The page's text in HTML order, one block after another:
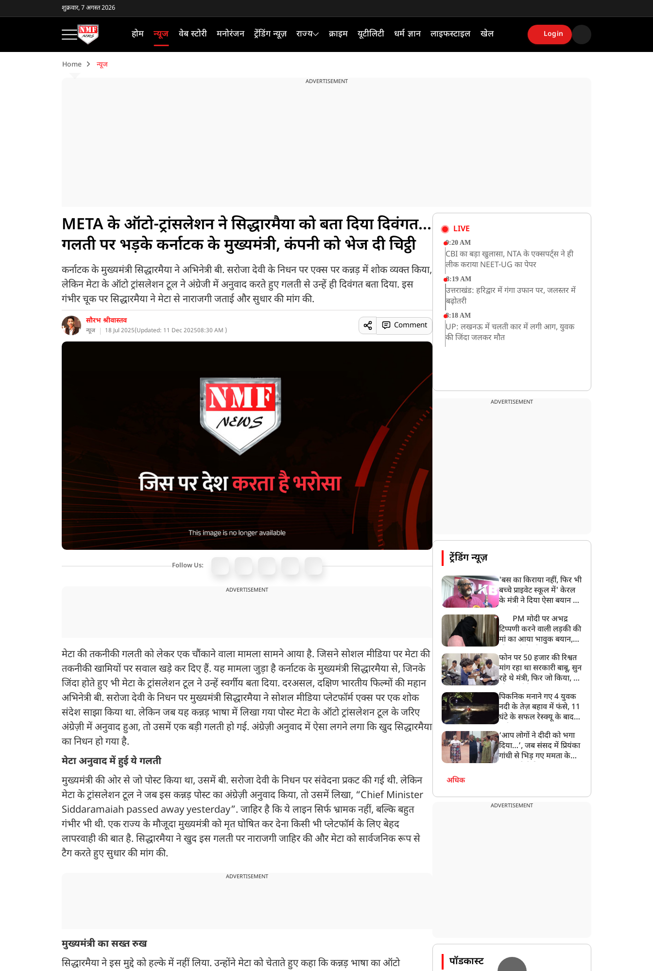
शुक्रवार, 7 अगस्त 2026
होम न्यूज वेब स्टोरी मनोरंजन ट्रेंडिंग न्यूज़ राज्य क्राइम यूटीलिटी धर्म ज्ञान लाइफस्टाइल खेल Login
Home न्यूज
ADVERTISEMENT
META के ऑटो-ट्रांसलेशन ने सिद्धारमैया को बता दिया दिवंगत...
गलती पर भड़के कर्नाटक के मुख्यमंत्री, कंपनी को भेज दी चिट्ठी
कर्नाटक के मुख्यमंत्री सिद्धारमैया ने अभिनेत्री बी. सरोजा देवी के निधन पर एक्स पर कन्नड़ में शोक व्यक्त किया,
लेकिन मेटा के ऑटो ट्रांसलेशन टूल ने अंग्रेजी में अनुवाद करते हुए गलती से उन्हें ही दिवंगत बता दिया. इस
गंभीर चूक पर सिद्धारमैया ने मेटा से नाराजगी जताई और सुधार की मांग की.
सौरभ श्रीवास्तव
न्यूज 18 Jul 2025(Updated: 11 Dec 202508:30 AM )
Comment
Follow Us:
ADVERTISEMENT
मेटा की तकनीकी गलती को लेकर एक चौंकाने वाला मामला सामने आया है. जिसने सोशल मीडिया पर मेटा की
तकनीकी खामियों पर सवाल खड़े कर दिए हैं. यह मामला जुड़ा है कर्नाटक के मुख्यमंत्री सिद्धारमैया से, जिनके
जिंदा होते हुए भी मेटा के ट्रांसलेशन टूल ने उन्हें स्वर्गीय बता दिया. दरअसल, दक्षिण भारतीय फिल्मों की महान
अभिनेत्री बी. सरोजा देवी के निधन पर मुख्यमंत्री सिद्धारमैया ने सोशल मीडिया प्लेटफॉर्म एक्स पर एक शोक
संदेश साझा किया था. लेकिन जब यह कन्नड़ भाषा में लिखा गया पोस्ट मेटा के ऑटो ट्रांसलेशन टूल के जरिए
अंग्रेज़ी में अनुवाद हुआ, तो उसमें एक बड़ी गलती हो गई. अंग्रेज़ी अनुवाद में ऐसा लगने लगा कि खुद सिद्धारमैया
का निधन हो गया है.
मेटा अनुवाद में हुई ये गलती
मुख्यमंत्री की ओर से जो पोस्ट किया था, उसमें बी. सरोजा देवी के निधन पर संवेदना प्रकट की गई थी. लेकिन
मेटा के ट्रांसलेशन टूल ने जब इस कन्नड़ पोस्ट का अंग्रेज़ी अनुवाद किया, तो उसमें लिखा, “Chief Minister
Siddaramaiah passed away yesterday”. जाहिर है कि ये लाइन सिर्फ भ्रामक नहीं, बल्कि बहुत
गंभीर भी थी. एक राज्य के मौजूदा मुख्यमंत्री को मृत घोषित कर देना किसी भी प्लेटफॉर्म के लिए बेहद
लापरवाही की बात है. सिद्धारमैया ने खुद इस गलती पर नाराजगी जाहिर की और मेटा को सार्वजनिक रूप से
टैग करते हुए सुधार की मांग की.
ADVERTISEMENT
मुख्यमंत्री का सख्त रुख
सिद्धारमैया ने इस मुद्दे को हल्के में नहीं लिया. उन्होंने मेटा को चेताते हुए कहा कि कन्नड़ भाषा का ऑटो
LIVE
9:20 AM
CBI का बड़ा खुलासा, NTA के एक्सपर्ट्स ने ही
लीक कराया NEET-UG का पेपर
8:19 AM
उत्तराखंड: हरिद्वार में गंगा उफान पर, जलस्तर में
बढ़ोतरी
8:18 AM
UP: लखनऊ में चलती कार में लगी आग, युवक
की जिंदा जलकर मौत
ADVERTISEMENT
ट्रेंडिंग न्यूज़
'बस का किराया नहीं, फिर भी
बच्चे प्राइवेट स्कूल में' केरल
के मंत्री ने दिया ऐसा बयान की
PM मोदी पर अभद्र
टिप्पणी करने वाली लड़की की
मां का आया भावुक बयान,
बेटी को गोद लें प्रधानमंत्री
फोन पर 50 हजार की रिश्वत
मांग रहा था सरकारी बाबू, सुन
रहे थे मंत्री, फिर जो किया, वो
पिकनिक मनाने गए 4 युवक
नदी के तेज़ बहाव में फंसे, 11
घंटे के सफल रेस्क्यू के बाद
‘आप लोगों ने दीदी को भगा
दिया…’, जब संसद में प्रियंका
गांधी से भिड़ गए ममता के
अधिक
ADVERTISEMENT
पॉडकास्ट